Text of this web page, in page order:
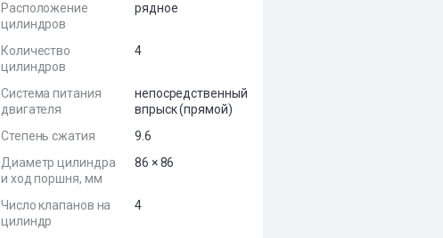
Расположение
цилиндров
рядное
Количество
цилиндров
4
Система питания
двигателя
непосредственный
впрыск (прямой)
Степень сжатия
9.6
Диаметр цилиндра
и ход поршня, мм
86 × 86
Число клапанов на
цилиндр
4